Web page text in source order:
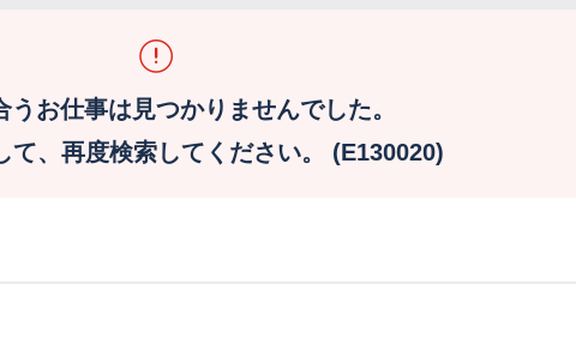
うお仕事は見つかりませんでした。
て、再度検索してください。 (E130020)